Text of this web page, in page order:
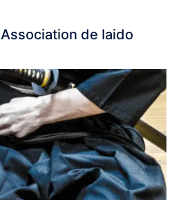
Association de Iaido